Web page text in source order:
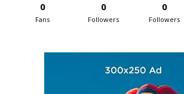
0
Fans
0
Followers
0
Followers